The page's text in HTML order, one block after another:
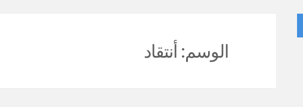
الوسم: أنتقاد